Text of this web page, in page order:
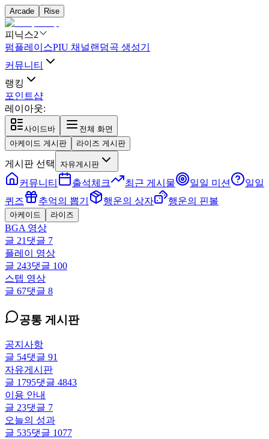
Arcade Rise
피닉스2
펌플레이스PIU 채널랜덤곡 생성기
커뮤니티
랭킹
포인트샵
레이아웃:
사이드바
전체 화면
아케이드 게시판
라이즈 게시판
게시판 선택 자유게시판
커뮤니티 출석체크 최근 게시물 일일 미션
일일
퀴즈
추억의 뽑기 행운의 상자 행운의 핀볼
아케이드 라이즈
BGA 영상
글 21 댓글 7
플레이 영상
글 243댓글 100
스텝 영상
글 67댓글 8
공통 게시판
공지사항
글 54댓글 91
자유게시판
글 1795댓글 4843
이용 안내
글 23댓글 7
오늘의 성과
글 535댓글 1077